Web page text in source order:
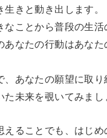
きと動き出します。
なことから普段の生
あなたの行動はあな
、あなたの願望に取
未来を覗いてみまし
ることでも、はじめ